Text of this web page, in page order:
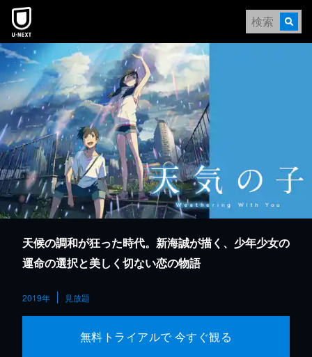
本文へスキップ
天候の調和が狂った時代。新海誠が描く、少年少女の
運命の選択と美しく切ない恋の物語
2019年 見放題
無料トライアルで 今すぐ観る